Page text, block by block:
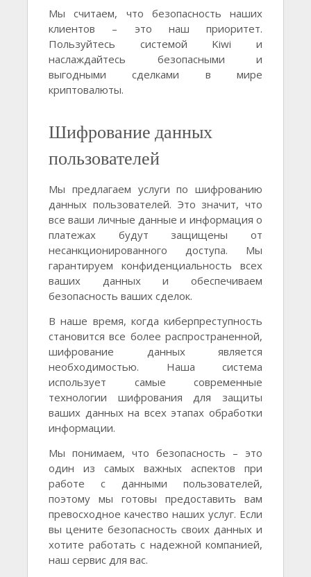
Мы считаем, что безопасность наших
клиентов – это наш приоритет.
Пользуйтесь системой Kiwi и
наслаждайтесь безопасными и
выгодными сделками в мире
криптовалюты.
Шифрование данных
пользователей
Мы предлагаем услуги по шифрованию
данных пользователей. Это значит, что
все ваши личные данные и информация о
платежах будут защищены от
несанкционированного доступа. Мы
гарантируем конфиденциальность всех
ваших данных и обеспечиваем
безопасность ваших сделок.
В наше время, когда киберпреступность
становится все более распространенной,
шифрование данных является
необходимостью. Наша система
использует самые современные
технологии шифрования для защиты
ваших данных на всех этапах обработки
информации.
Мы понимаем, что безопасность – это
один из самых важных аспектов при
работе с данными пользователей,
поэтому мы готовы предоставить вам
превосходное качество наших услуг. Если
вы цените безопасность своих данных и
хотите работать с надежной компанией,
наш сервис для вас.